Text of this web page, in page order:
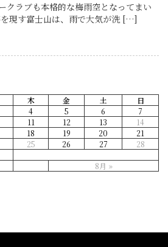
クラブも本格的な梅雨空となってまい
現す富士山は、雨で大気が洗 […]
木 金 土 日
8月 »
4 5 6
7
11 12 13
14
18 19 20
21
25 26 27
28